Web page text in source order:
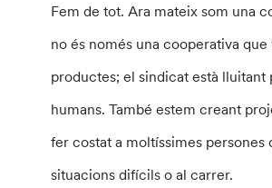
Fem de tot. Ara mateix som una
no és només una cooperativa que
productes; el sindicat està lluitant
humans. També estem creant
fer costat a moltíssimes persones
situacions difícils o al carrer.